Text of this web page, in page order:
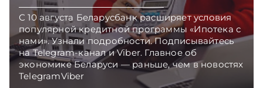
С 10 августа Беларусбанк расширяет условия
популярной кредитной программы «Ипотека с
нами». Узнали подробности. Подписывайтесь
на Telegram‑канал и Viber. Главное об
экономике Беларуси — раньше, чем в новостях
TelegramViber